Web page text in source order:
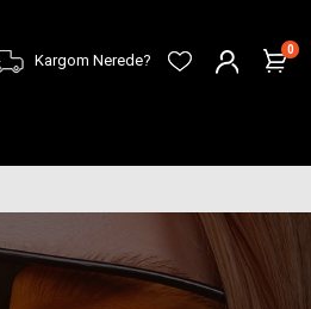
0
Kargom Nerede?